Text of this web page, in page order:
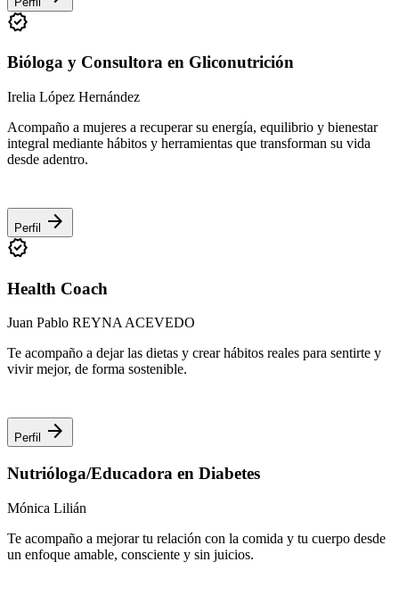
verified
Bióloga y Consultora en Gliconutrición
Irelia López Hernández
Acompaño a mujeres a recuperar su energía, equilibrio y bienestar
integral mediante hábitos y herramientas que transforman su vida
desde adentro.
Perfil
arrow_forward
verified
Health Coach
Juan Pablo REYNA ACEVEDO
Te acompaño a dejar las dietas y crear hábitos reales para sentirte y
vivir mejor, de forma sostenible.
Perfil arrow_forward
Nutrióloga/Educadora en Diabetes
Mónica Lilián
Te acompaño a mejorar tu relación con la comida y tu cuerpo desde
un enfoque amable, consciente y sin juicios.